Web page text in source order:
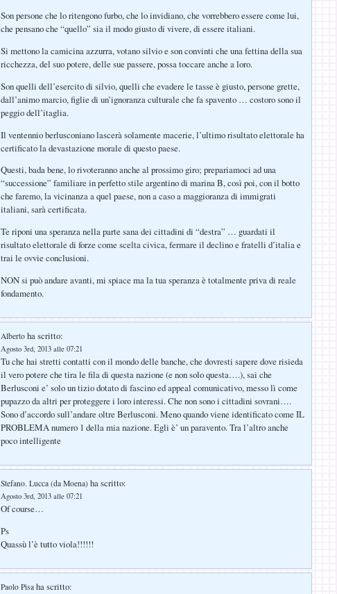
Son persone che lo ritengono furbo, che lo invidiano, che vorrebbero essere come lui,
che pensano che “quello” sia il modo giusto di vivere, di essere italiani.
Si mettono la camicina azzurra, votano silvio e son convinti che una fettina della sua
ricchezza, del suo potere, delle sue passere, possa toccare anche a loro.
Son quelli dell’esercito di silvio, quelli che evadere le tasse è giusto, persone grette,
dall’animo marcio, figlie di un’ignoranza culturale che fa spavento … costoro sono il
peggio dell’itaglia.
Il ventennio berlusconiano lascerà solamente macerie, l’ultimo risultato elettorale ha
certificato la devastazione morale di questo paese.
Questi, bada bene, lo rivoteranno anche al prossimo giro; prepariamoci ad una
“successione” familiare in perfetto stile argentino di marina B, così poi, con il botto
che faremo, la vicinanza a quel paese, non a caso a maggioranza di immigrati
italiani, sarà certificata.
Te riponi una speranza nella parte sana dei cittadini di “destra” … guardati il
risultato elettorale di forze come scelta civica, fermare il declino e fratelli d’italia e
trai le ovvie conclusioni.
NON si può andare avanti, mi spiace ma la tua speranza è totalmente priva di reale
fondamento.
Alberto ha scritto:
Agosto 3rd, 2013 alle 07:21
Tu che hai stretti contatti con il mondo delle banche, che dovresti sapere dove risieda
il vero potere che tira le fila di questa nazione (e non solo questa….), sai che
Berlusconi e’ solo un tizio dotato di fascino ed appeal comunicativo, messo lì come
pupazzo da altri per proteggere i loro interessi. Che non sono i cittadini sovrani….
Sono d’accordo sull’andare oltre Berlusconi. Meno quando viene identificato come IL
PROBLEMA numero 1 della mia nazione. Egli è’ un paravento. Tra l’altro anche
poco intelligente
Stefano. Lucca (da Moena) ha scritto:
Agosto 3rd, 2013 alle 07:21
Of course…
Ps
Quassù l’è tutto viola!!!!!!
Paolo Pisa ha scritto: